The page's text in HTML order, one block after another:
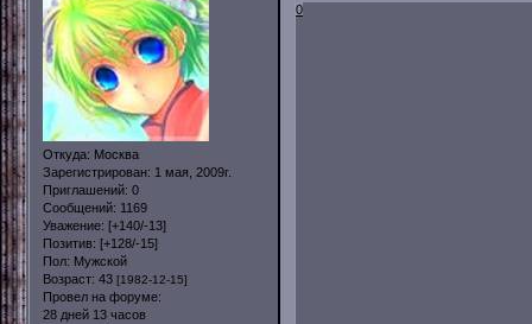
Откуда: Москва
Зарегистрирован: 1 мая, 2009г.
Приглашений: 0
Сообщений: 1169
Уважение: [+140/-13]
Позитив: [+128/-15]
Пол: Мужской
Возраст: 43 [1982-12-15]
Провел на форуме:
28 дней 13 часов
0